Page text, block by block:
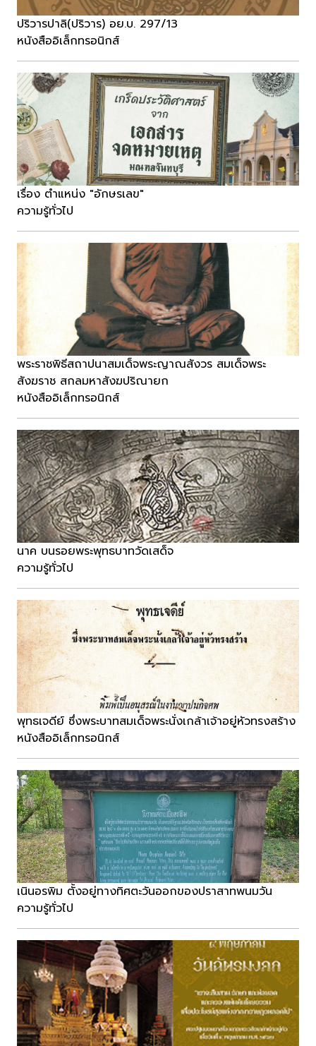
ปริวารปาลิ(ปริวาร) อย.บ. 297/13
หนังสืออิเล็กทรอนิกส์
เรื่อง ตำแหน่ง "อักษรเลข"
ความรู้ทั่วไป
พระราชพิธีสถาปนาสมเด็จพระญาณสังวร สมเด็จพระ
สังฆราช สกลมหาสังฆปริณายก
หนังสืออิเล็กทรอนิกส์
นาค บนรอยพระพุทธบาทวัดเสด็จ
ความรู้ทั่วไป
พุทธเจดีย์ ซึ่งพระบาทสมเด็จพระนั่งเกล้าเจ้าอยู่หัวทรงสร้าง
หนังสืออิเล็กทรอนิกส์
เนินอรพิม ตั้งอยู่ทางทิศตะวันออกของปราสาทพนมวัน
ความรู้ทั่วไป